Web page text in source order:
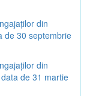
din
de 30 septembrie
din
de 31 martie